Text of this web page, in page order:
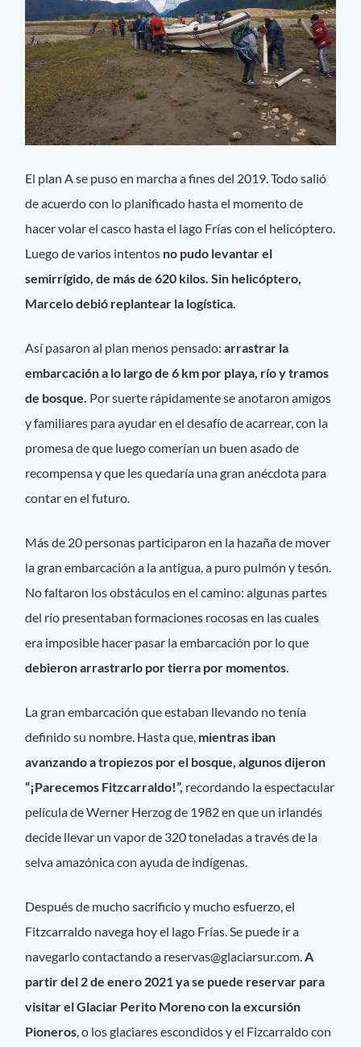
El plan A se puso en marcha a fines del 2019. Todo salió
de acuerdo con lo planificado hasta el momento de
hacer volar el casco hasta el lago Frías con el helicóptero.
Luego de varios intentos no pudo levantar el
semirrígido, de más de 620 kilos. Sin helicóptero,
Marcelo debió replantear la logística.
Así pasaron al plan menos pensado:arrastrar la
embarcación a lo largo de 6 km por playa, río y tramos
de bosque. Por suerte rápidamente se anotaron amigos
y familiares para ayudar en el desafío de acarrear, con la
promesa de que luego comerían un buen asado de
recompensa y que les quedaría una gran anécdota para
contar en el futuro.
Más de 20 personas participaron en la hazaña de mover
la gran embarcación a la antigua, a puro pulmón y tesón.
No faltaron los obstáculos en el camino: algunas partes
del río presentaban formaciones rocosas en las cuales
era imposible hacer pasar la embarcación por lo que
debieron arrastrarlo por tierra por momentos.
La gran embarcación que estaban llevando no tenía
definido su nombre. Hasta que, mientras iban
avanzando a tropiezos por el bosque, algunos dijeron
“¡Parecemos Fitzcarraldo!”, recordando la espectacular
película de Werner Herzog de 1982 en que un irlandés
decide llevar un vapor de 320 toneladas a través de la
selva amazónica con ayuda de indígenas.
Después de mucho sacrificio y mucho esfuerzo, el
Fitzcarraldo navega hoy el lago Frías. Se puede ir a
navegarlo contactando a reservas@glaciarsur.com.A
partir del 2 de enero 2021 ya se puede reservar para
visitar el Glaciar Perito Moreno con la excursión
Pioneros, o los glaciares escondidos y el Fizcarraldo con